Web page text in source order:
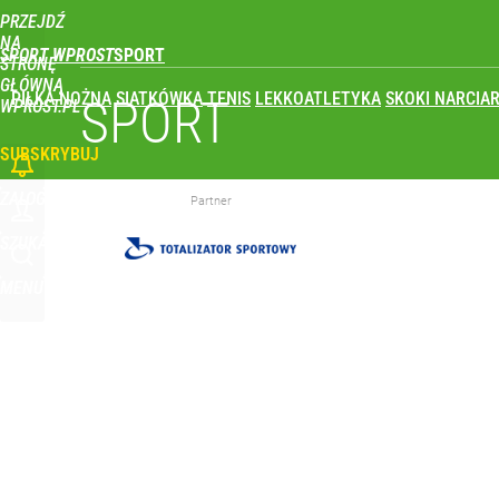
PRZEJDŹ
NA
STRONĘ
GŁÓWNĄ
WPROST.PL
SPORT WPROST
PIŁKA NOŻNA SIATKÓWKA TENIS LEKKOATLETYKA SKOKI
SUBSKRYBUJ
Real Madryt właśnie pobił rekord transferowy!
Wróbel: Wywiad z Woydyłło o Idze Świątek
SPORT
Partner